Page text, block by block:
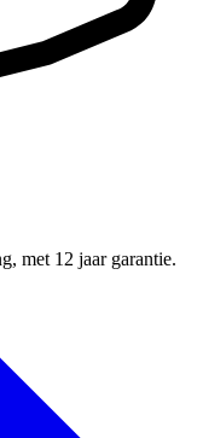
met 12 jaar garantie.